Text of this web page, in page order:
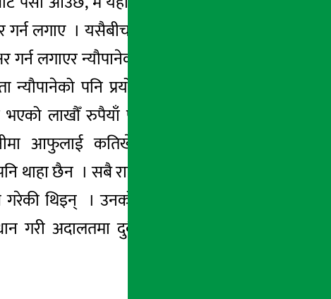
गर्न लगाए । यसैबीच बैंकको चतरा शाखामै खाता
गर्न लगाएर न्यौपानेको खातामा हाले । न्यौपानेको
पनि प्रयोग भएकाले न्यौपाने पनि यो
लाखौँ रुपैयाँ पंकजको खातामा जम्मा गरी
आफुलाई कतिखेर पैसा आयो र कतिखेर
थाहा छैन । सबै राईले बदमासी गरेछ ।’ आफ्नो
गरेकी थिइन् । उनको उजुरीका आधारमा बैंकका
गरी अदालतमा दुबैलाई बुझाएपछि अदालतले